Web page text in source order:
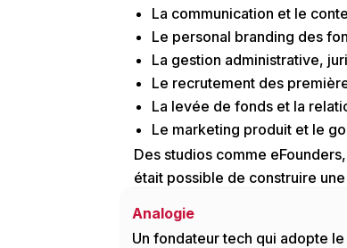
La communication et le
Le personal branding des
La gestion administrative,
Le recrutement des
La levée de fonds et la
Le marketing produit et le
Des studios comme eFounders,
était possible de construire
Analogie
Un fondateur tech qui adopte